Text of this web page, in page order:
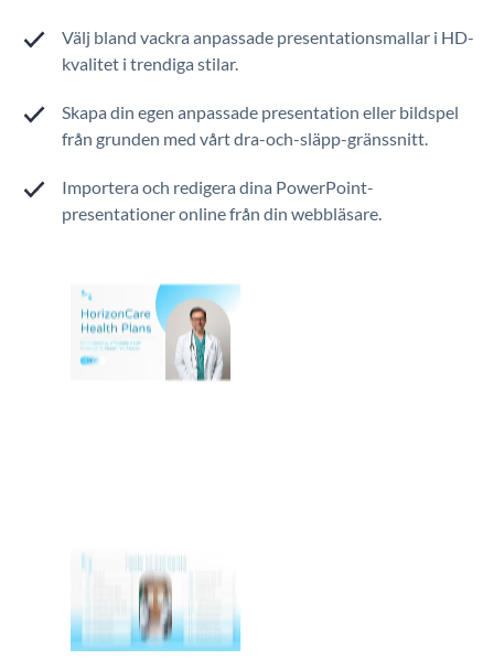
Välj bland vackra anpassade presentationsmallar i HD-
kvalitet i trendiga stilar.
Skapa din egen anpassade presentation eller bildspel
från grunden med vårt dra-och-släpp-gränssnitt.
Importera och redigera dina PowerPoint-
presentationer online från din webbläsare.